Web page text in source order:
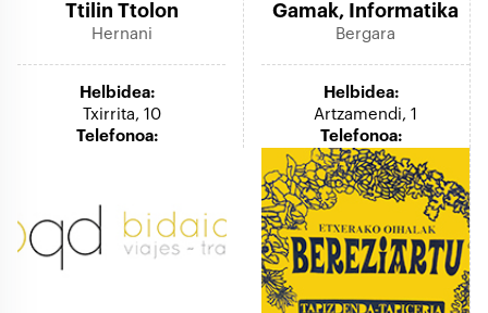
Ttilin Ttolon
Hernani
Helbidea:
Txirrita, 10
Telefonoa:
Gamak, Informatika
Bergara
Helbidea:
Artzamendi, 1
Telefonoa: